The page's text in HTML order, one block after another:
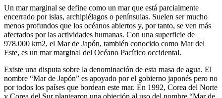
Un mar marginal se define como un mar que está parcialmente
encerrado por islas, archipiélagos o penínsulas. Suelen ser mucho
menos profundos que los océanos abiertos y, por tanto, se ven más
afectados por las actividades humanas. Con una superficie de
978.000 km2, el Mar de Japón, también conocido como Mar del
Este, es un mar marginal del Océano Pacífico occidental.
Existe una disputa sobre la denominación de esta masa de agua. El
nombre “Mar de Japón” es apoyado por el gobierno japonés pero no
por todos los países que bordean este mar. En 1992, Corea del Norte
y Corea del Sur plantearon una objeción al uso del nombre “Mar de